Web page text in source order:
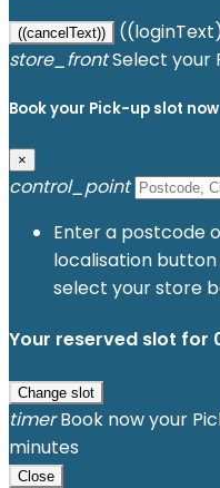
((cancelText))
store_frontSelect your
Book your Pick-up slot now
×
control_point
Enter a postcode
localisation
select your store
Your reserved slot for
Change slot
timerBook now your
minutes
Close